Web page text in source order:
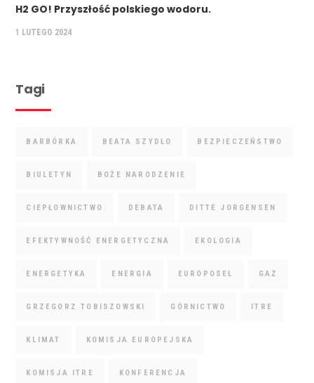
H2 GO! Przyszłość polskiego wodoru.
1 LUTEGO 2024
Tagi
BARBÓRKA BEATA SZYDŁO BEZPIECZEŃSTWO
BIULETYN BOŻE NARODZENIE
CIEPŁOWNICTWO DEBATA DITTE JORGENSEN
EFEKTYWNOŚĆ ENERGETYCZNA EKOLOGIA
ENERGETYKA ENERGIA EUROPOSEŁ GAZ
GRZEGORZ TOBISZOWSKI GÓRNICTWO ITRE
KLIMAT KOMISJA EUROPEJSKA
KOMISJA ITRE KONFERENCJA